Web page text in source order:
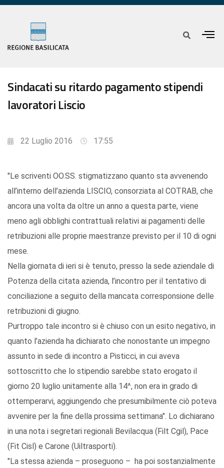
Sindacati su ritardo pagamento stipendi
lavoratori Liscio
22 Luglio 2016 17:55
"Le scriventi OO.SS. stigmatizzano quanto sta avvenendo
all’interno dell’azienda LISCIO, consorziata al COTRAB, che
ancora una volta da oltre un anno a questa parte, viene
meno agli obblighi contrattuali relativi ai pagamenti delle
retribuzioni alle proprie maestranze previsto per il 10 di ogni
mese.
Nella giornata di ieri si è tenuto, presso la sede aziendale di
Potenza della citata azienda, l’incontro per il tentativo di
conciliazione a seguito della mancata corresponsione delle
retribuzioni di giugno.
Purtroppo tale incontro si è chiuso con un esito negativo, in
quanto l’azienda ha dichiarato che nonostante un impegno
assunto in sede di incontro a Pisticci, in cui aveva
sottoscritto che lo stipendio sarebbe stato erogato il
giorno 20 luglio unitamente alla 14^, non era in grado di
ottemperarvi, aggiungendo che presumibilmente ciò poteva
avvenire per la fine della prossima settimana". Lo dichiarano
in una nota i segretari regionali Bevilacqua (Filt Cgil), Pace
(Fit Cisl) e Carone (Uiltrasporti).
"La stessa azienda – proseguono – ha poi sostanzialmente